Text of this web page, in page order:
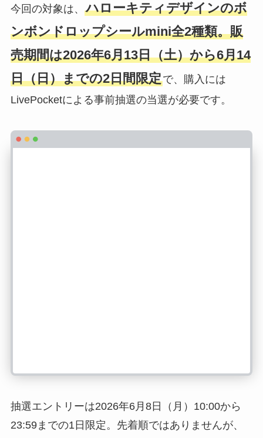
今回の対象は、 ハローキティデザインのボ
ンボンドロップシールmini全2種類。販
売期間は2026年6月13日（土）から6月14
日（日）までの2日間限定で、購入には
LivePocketによる事前抽選の当選が必要です。
抽選エントリーは2026年6月8日（月）10:00から
23:59までの1日限定。先着順ではありませんが、